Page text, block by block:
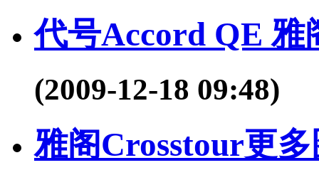
代号Accord QE 雅
(2009-12-18 09:48)
雅阁Crosstour更